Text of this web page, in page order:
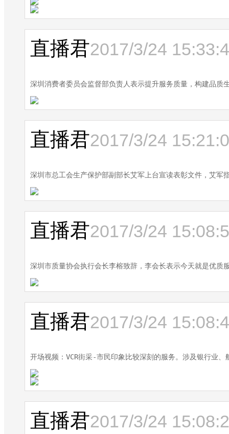
直播君2017/3/24
深圳消费者委员会监督部负责人表示提升服务质量，构建品
直播君2017/3/24
深圳市总工会生产保护部副部长艾军上台宣读表彰文件，艾
直播君2017/3/24
深圳市质量协会执行会长李榕致辞，李会长表示今天就是优
直播君2017/3/24
开场视频：VCR街采-市民印象比较深刻的服务。涉及银行业、
直播君2017/3/24